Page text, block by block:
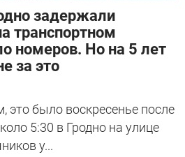
задержали
транспортном
номеров. Но на 5 лет
за это
это было воскресенье после
5:30 в Гродно на улице
у...